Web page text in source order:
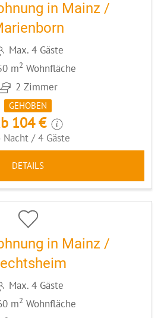
in Mainz /
Max. 4 Gäste
m2 Wohnfläche
2 Zimmer
GEHOBEN
104 €
Nacht / 4 Gäste
DETAILS
CODE: MZ002
in Mainz /
Max. 4 Gäste
m2 Wohnfläche